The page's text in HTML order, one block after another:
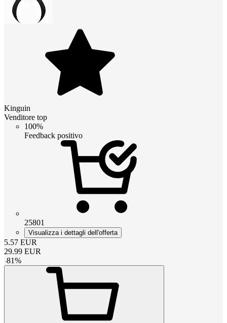
Kinguin
Venditore top
100%
Feedback positivo
25801
Visualizza i dettagli dell'offerta
5.57 EUR
29.99 EUR
-81%